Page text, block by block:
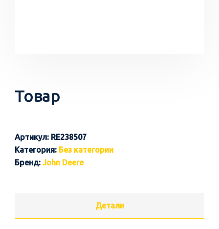
Товар
Артикул: RE238507
Категория: Без категории
Бренд: John Deere
Детали